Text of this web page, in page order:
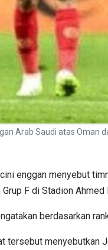
Arab Saudi atas
enggan menyebut
F di Stadion Ahmed
berdasarkan
tersebut menyebutkan